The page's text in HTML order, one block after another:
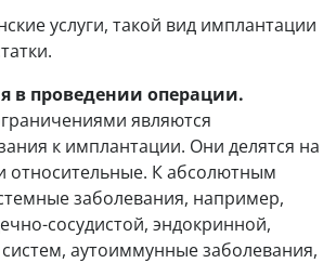
услуги, такой вид имплантации
в проведении операции.
являются
к имплантации. Они делятся на
относительные. К абсолютным
заболевания, например,
сосудистой, эндокринной,
аутоиммунные заболевания,